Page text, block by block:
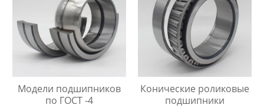
Модели подшипников
по ГОСТ -4
Конические роликовые
подшипники